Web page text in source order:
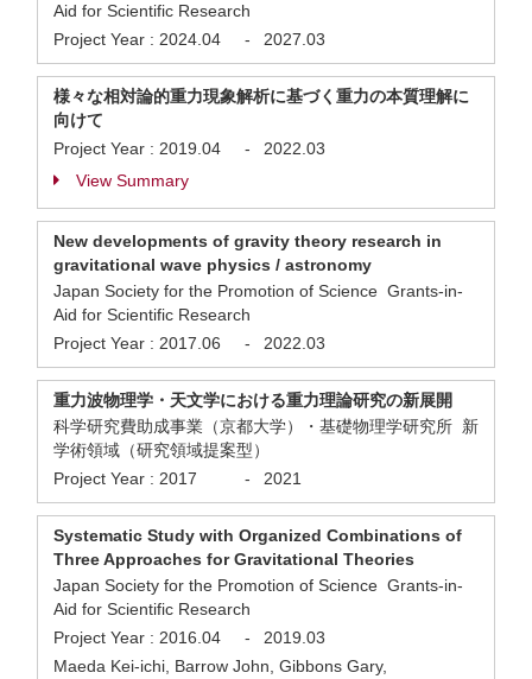
Aid for Scientific Research
Project Year : 2024.04 - 2027.03
様々な相対論的重力現象解析に基づく重力の本質理解に
向けて
Project Year : 2019.04 -
2022.03
View Summary
New developments of gravity theory research in
gravitational wave physics / astronomy
Japan Society for the Promotion of Science Grants-in-
Aid for Scientific Research
Project Year : 2017.06 - 2022.03
重力波物理学・天文学における重力理論研究の新展開
科学研究費助成事業（京都大学）・基礎物理学研究所 新
学術領域（研究領域提案型）
Project Year : 2017 - 2021
Systematic Study with Organized Combinations of
Three Approaches for Gravitational Theories
Japan Society for the Promotion of Science Grants-in-
Aid for Scientific Research
Project Year : 2016.04 -
2019.03
Maeda Kei-ichi, Barrow John, Gibbons Gary,